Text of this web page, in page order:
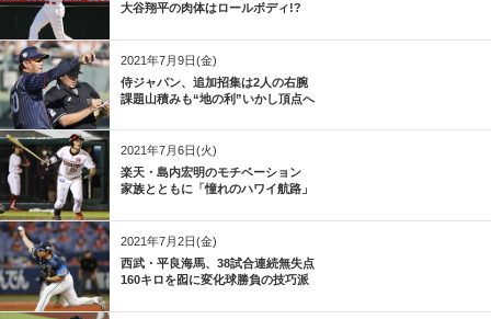
大谷翔平の肉体はロールボディ!?
2021年7月9日(金)
侍ジャパン、追加招集は2人の右腕
課題山積みも“地の利”いかし頂点へ
2021年7月6日(火)
楽天・島内宏明のモチベーション
家族とともに「憧れのハワイ航路」
2021年7月2日(金)
西武・平良海馬、38試合連続無失点
160キロを囮に変化球勝負の技巧派